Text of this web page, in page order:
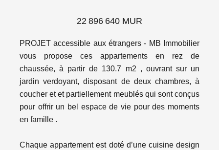
22 896 640 MUR
PROJET accessible aux étrangers - MB Immobilier
vous propose ces appartements en rez de
chaussée, à partir de 130.7 m2 , ouvrant sur un
jardin verdoyant, disposant de deux chambres, à
coucher et et partiellement meublés qui sont conçus
pour offrir un bel espace de vie pour des moments
en famille .
Chaque appartement est doté d’une cuisine design